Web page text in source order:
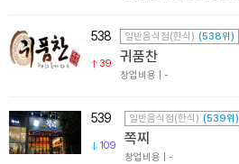
538
39
일반음식점(한식) (538위)
귀품찬
창업비용 | -
539
109
일반음식점(한식) (539위)
쪽찌
창업비용 | -